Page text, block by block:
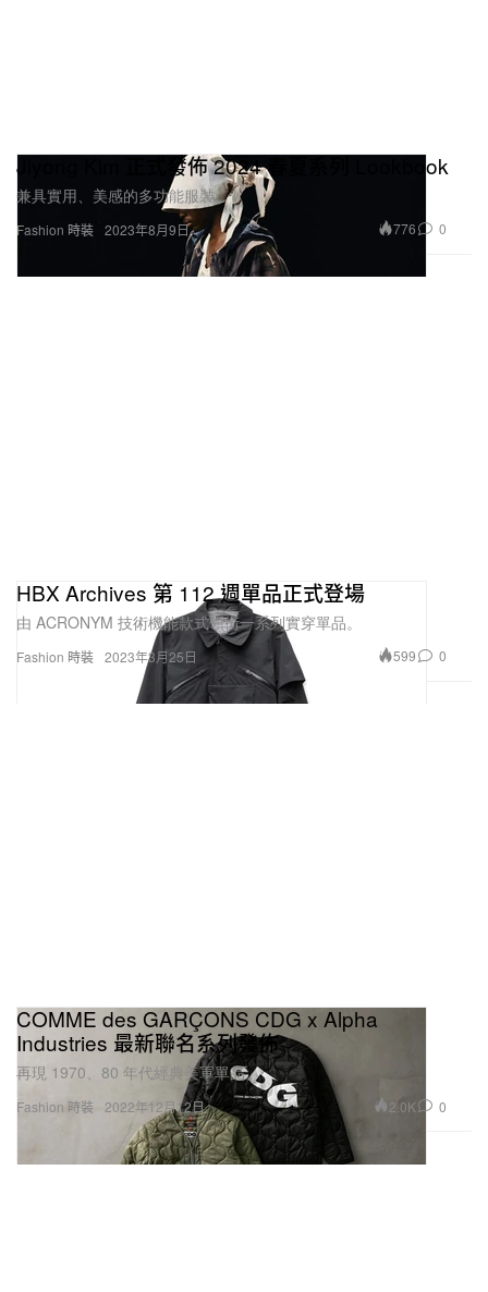
Fashion 時裝
Jiyong Kim 正式發佈 2024 春夏系列 Lookbook
兼具實用、美感的多功能服裝。
2023年8月9日 776 0
Fashion 時裝
HBX Archives 第 112 週單品正式登場
由 ACRONYM 技術機能款式領銜一系列實穿單品。
2023年3月25日 599 0
Fashion 時裝
COMME des GARÇONS CDG x Alpha
Industries 最新聯名系列發佈
再現 1970、80 年代經典美軍單品。
2022年12月12日 2.0K 0